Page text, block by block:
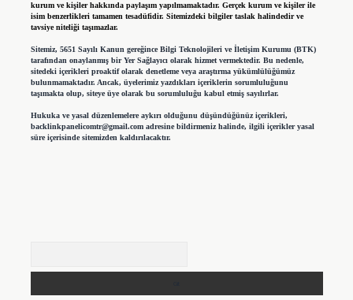
kurum ve kişiler hakkında paylaşım yapılmamaktadır. Gerçek kurum ve kişiler ile
isim benzerlikleri tamamen tesadüfidir. Sitemizdeki bilgiler taslak halindedir ve
tavsiye niteliği taşımazlar.
Sitemiz, 5651 Sayılı Kanun gereğince Bilgi Teknolojileri ve İletişim Kurumu (BTK)
tarafından onaylanmış bir Yer Sağlayıcı olarak hizmet vermektedir. Bu nedenle,
sitedeki içerikleri proaktif olarak denetleme veya araştırma yükümlülüğümüz
bulunmamaktadır. Ancak, üyelerimiz yazdıkları içeriklerin sorumluluğunu
taşımakta olup, siteye üye olarak bu sorumluluğu kabul etmiş sayılırlar.
Hukuka ve yasal düzenlemelere aykırı olduğunu düşündüğünüz içerikleri,
backlinkpanelicomtr@gmail.comadresine bildirmeniz halinde, ilgili içerikler yasal
süre içerisinde sitemizden kaldırılacaktır.